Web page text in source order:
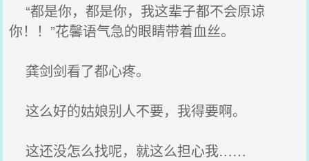
“都是你，都是你，我这辈子都不会原谅
你！！”花馨语气急的眼睛带着血丝。
龚剑剑看了都心疼。
这么好的姑娘别人不要，我得要啊。
这还没怎么找呢，就这么担心我……